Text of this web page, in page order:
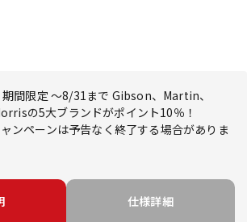
期間限定 ～8/31まで Gibson、Martin、
の5大ブランドがポイント10％！
ンペーンは予告なく終了する場合がありま
仕様詳細